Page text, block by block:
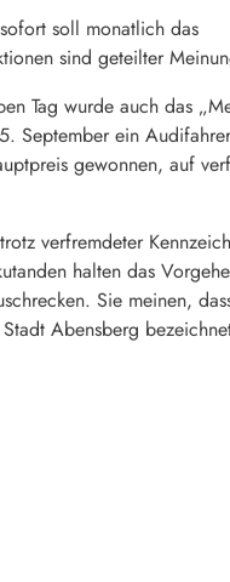
soll monatlich das
sind geteilter
Tag wurde auch das
September ein
gewonnen, auf
verfremdeter
halten das
Sie meinen,
Abensberg